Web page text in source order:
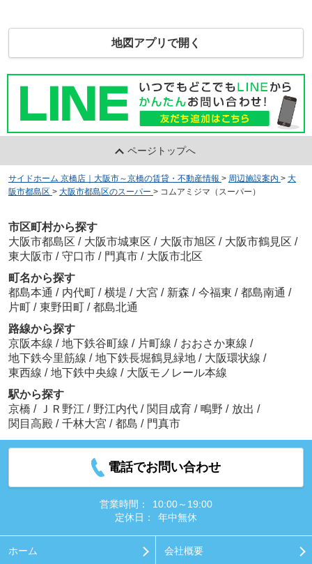
地図アプリで開く
ページトップへ
サイドホーム 京橋店｜大阪市～京橋の賃貸・不動産情報 > 周辺施設案内 > 大
阪市都島区 > 大阪市都島区のスーパー > コムアミジマ（スーパー）
市区町村から探す
大阪市都島区 / 大阪市城東区 / 大阪市旭区 / 大阪市鶴見区 /
東大阪市 / 守口市 / 門真市 / 大阪市北区
町名から探す
都島本通 / 内代町 / 横堤 / 大宮 / 新森 / 今福東 / 都島南通 /
片町 / 東野田町 / 都島北通
路線から探す
京阪本線 / 地下鉄谷町線 / 片町線 / おおさか東線 /
地下鉄今里筋線 / 地下鉄長堀鶴見緑地 / 大阪環状線 /
東西線 / 地下鉄中央線 / 大阪モノレール本線
駅から探す
京橋 / ＪＲ野江 / 野江内代 / 関目成育 / 鴫野 / 放出 /
関目高殿 / 千林大宮 / 都島 / 門真市
電話でお問い合わせ
営業時間：
10:00～19:00
定休日：
年中無休
ホーム 会社概要